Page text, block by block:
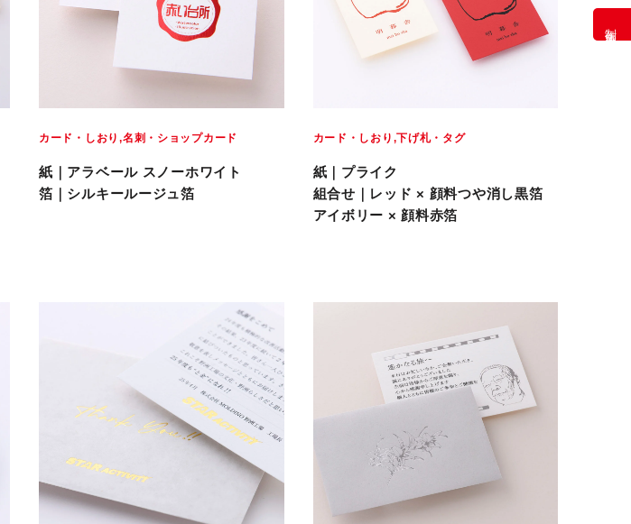
カード・しおり 名刺・ショップカード
紙｜アラベール スノーホワイト
箔｜シルキールージュ箔
カード・しおり 下げ札・タグ
紙｜プライク
組合せ｜レッド × 顔料つや消し黒箔
アイボリー × 顔料赤箔